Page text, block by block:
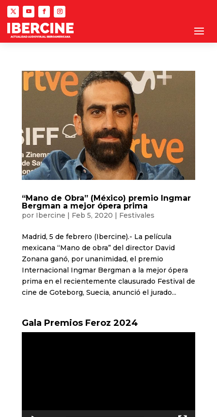
“Mano de Obra” (México) premio Ingmar
Bergman a mejor ópera prima
por Ibercine | Feb 5, 2020 | Festivales
Madrid, 5 de febrero (Ibercine).- La película
mexicana “Mano de obra” del director David
Zonana ganó, por unanimidad, el premio
Internacional Ingmar Bergman a la mejor ópera
prima en el recientemente clausurado Festival de
cine de Goteborg, Suecia, anunció el jurado...
Gala Premios Feroz 2024